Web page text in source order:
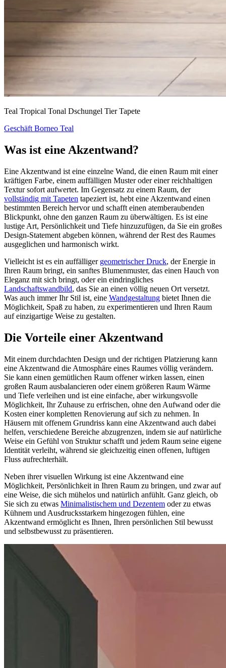
Teal Tropical Tonal Dschungel Tier Tapete
Geschäft Borneo Teal
Was ist eine Akzentwand?
Eine Akzentwand ist eine einzelne Wand, die einen Raum mit einer
kräftigen Farbe, einem auffälligen Muster oder einer reichhaltigen
Textur sofort aufwertet. Im Gegensatz zu einem Raum, der
vollständig mit Tapeten tapeziert ist, hebt eine Akzentwand einen
bestimmten Bereich hervor und schafft einen atemberaubenden
Blickpunkt, ohne den ganzen Raum zu überwältigen. Es ist eine
lustige Art, Persönlichkeit und Tiefe hinzuzufügen, da Sie ein großes
Design-Statement abgeben können, während der Rest des Raumes
ausgeglichen und harmonisch wirkt.
Vielleicht ist es ein auffälliger geometrischer Druck, der Energie in
Ihren Raum bringt, ein sanftes Blumenmuster, das einen Hauch von
Eleganz mit sich bringt, oder ein eindringliches
Landschaftswandbild, das Sie an einen völlig neuen Ort versetzt.
Was auch immer Ihr Stil ist, eine Wandgestaltung bietet Ihnen die
Möglichkeit, Spaß zu haben, zu experimentieren und Ihren Raum
auf einzigartige Weise zu gestalten.
Die Vorteile einer Akzentwand
Mit einem durchdachten Design und der richtigen Platzierung kann
eine Akzentwand die Atmosphäre eines Raumes völlig verändern.
Sie kann einen gemütlichen Raum offener wirken lassen, einen
großen Raum ausbalancieren oder einem größeren Raum Wärme
und Tiefe verleihen und ist eine einfache, aber wirkungsvolle
Möglichkeit, Ihr Zuhause zu erfrischen, ohne den Aufwand oder die
Kosten einer kompletten Renovierung auf sich zu nehmen. In
Häusern mit offenem Grundriss kann eine Akzentwand auch dabei
helfen, verschiedene Bereiche abzugrenzen, indem sie auf natürliche
Weise ein Gefühl von Struktur schafft und jedem Raum seine eigene
Identität verleiht, während sie gleichzeitig einen offenen, luftigen
Fluss aufrechterhält.
Neben ihrer visuellen Wirkung ist eine Akzentwand eine
Möglichkeit, Persönlichkeit in Ihren Raum zu bringen, und zwar auf
eine Weise, die sich mühelos und natürlich anfühlt. Ganz gleich, ob
Sie sich zu etwas Minimalistischem und Dezentem oder zu etwas
Kühnem und Ausdrucksstarkem hingezogen fühlen, eine
Akzentwand ermöglicht es Ihnen, Ihren persönlichen Stil bewusst
und selbstbewusst zu präsentieren.